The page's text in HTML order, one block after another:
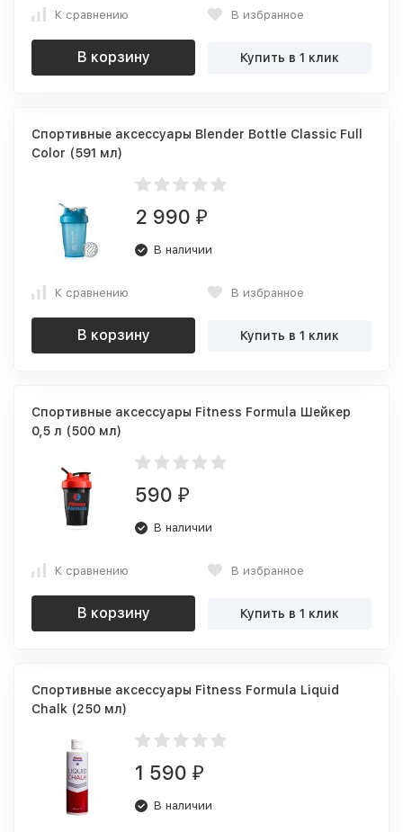
К сравнению В избранное
В корзину Купить в 1 клик
Спортивные аксессуары Blender Bottle Classic Full
Color (591 мл)
2 990 ₽
В наличии
К сравнению В избранное
В корзину Купить в 1 клик
Спортивные аксессуары Fitness Formula Шейкер
0,5 л (500 мл)
590 ₽
В наличии
К сравнению В избранное
В корзину Купить в 1 клик
Спортивные аксессуары Fitness Formula Liquid
Chalk (250 мл)
1 590 ₽
В наличии